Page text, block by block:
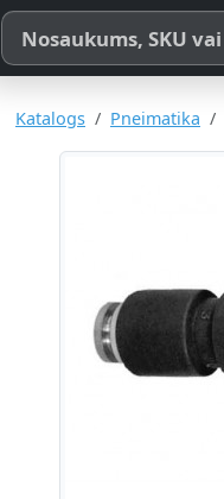
Meklēt pēc produkta
Katalogs Pneimatika